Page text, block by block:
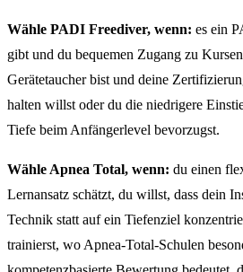
Wähle PADI Freediver, wenn: es ein
gibt und du bequemen Zugang zu
Gerätetaucher bist und deine
halten willst oder du die niedrigere
Tiefe beim Anfängerlevel bevorzugst.
Wähle Apnea Total, wenn: du einen
Lernansatz schätzt, du willst, dass dein
Technik statt auf ein Tiefenziel
trainierst, wo Apnea-Total-Schulen